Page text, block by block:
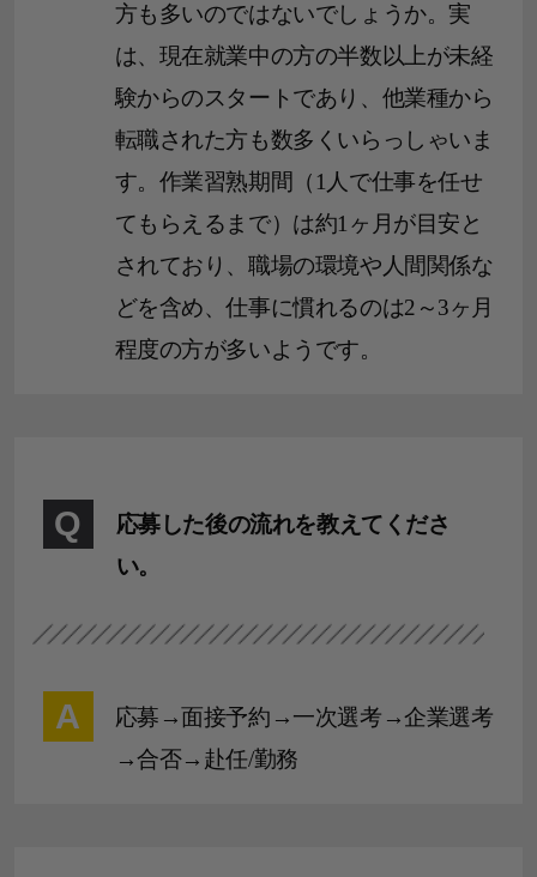
方も多いのではないでしょうか。実
は、現在就業中の方の半数以上が未経
験からのスタートであり、他業種から
転職された方も数多くいらっしゃいま
す。作業習熟期間（1人で仕事を任せ
てもらえるまで）は約1ヶ月が目安と
されており、職場の環境や人間関係な
どを含め、仕事に慣れるのは2～3ヶ月
程度の方が多いようです。
Q
応募した後の流れを教えてくださ
い。
A
応募→面接予約→一次選考→企業選考
→合否→赴任/勤務